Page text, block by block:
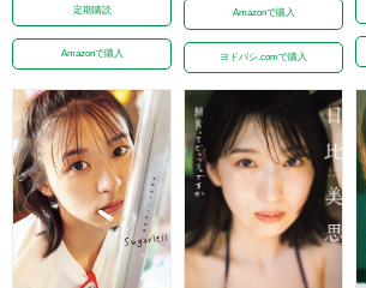
定期購読
Amazonで購入
Amazonで購入
ヨドバシ.comで購入